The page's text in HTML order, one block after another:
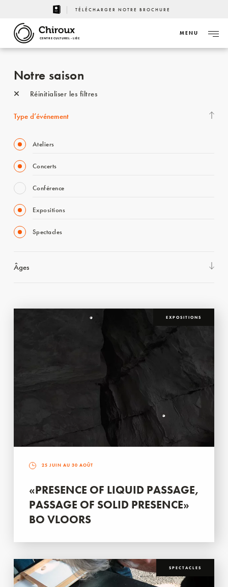
TÉLÉCHARGER NOTRE BROCHURE
CENTRE CULTUREL - LIÈGE
MENU
Notre saison
Réinitialiser les filtres
Type d’événement
Ateliers
Concerts
Conférence
Expositions
Spectacles
Âges
EXPOSITIONS
25 JUIN AU 30 AOÛT
«PRESENCE OF LIQUID PASSAGE,
PASSAGE OF SOLID PRESENCE»
BO VLOORS
SPECTACLES